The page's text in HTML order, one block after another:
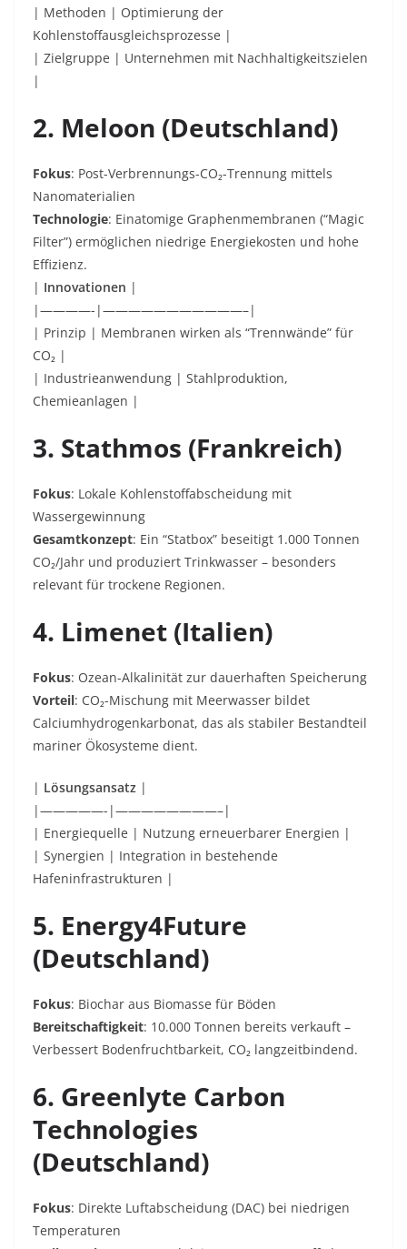
| Methoden | Optimierung der
Kohlenstoffausgleichsprozesse |
| Zielgruppe | Unternehmen mit Nachhaltigkeitszielen
|
2. Meloon (Deutschland)
Fokus: Post-Verbrennungs-CO₂-Trennung mittels
Nanomaterialien
Technologie: Einatomige Graphenmembranen (“Magic
Filter”) ermöglichen niedrige Energiekosten und hohe
Effizienz.
| Innovationen |
|————-|———————————–|
| Prinzip | Membranen wirken als “Trennwände” für
CO₂ |
| Industrieanwendung | Stahlproduktion,
Chemieanlagen |
3. Stathmos (Frankreich)
Fokus: Lokale Kohlenstoffabscheidung mit
Wassergewinnung
Gesamtkonzept: Ein “Statbox” beseitigt 1.000 Tonnen
CO₂/Jahr und produziert Trinkwasser – besonders
relevant für trockene Regionen.
4. Limenet (Italien)
Fokus: Ozean-Alkalinität zur dauerhaften Speicherung
Vorteil: CO₂-Mischung mit Meerwasser bildet
Calciumhydrogenkarbonat, das als stabiler Bestandteil
mariner Ökosysteme dient.
| Lösungsansatz |
|—————-|————————–|
| Energiequelle | Nutzung erneuerbarer Energien |
| Synergien | Integration in bestehende
Hafeninfrastrukturen |
5. Energy4Future
(Deutschland)
Fokus: Biochar aus Biomasse für Böden
Bereitschaftigkeit: 10.000 Tonnen bereits verkauft –
Verbessert Bodenfruchtbarkeit, CO₂ langzeitbindend.
6. Greenlyte Carbon
Technologies
(Deutschland)
Fokus: Direkte Luftabscheidung (DAC) bei niedrigen
Temperaturen